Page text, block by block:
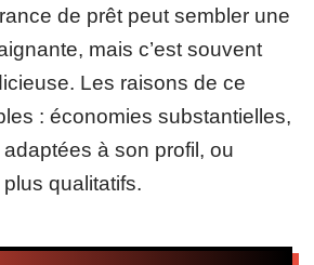
de prêt peut sembler une
mais c’est souvent
Les raisons de ce
: économies substantielles,
à son profil, ou
qualitatifs.